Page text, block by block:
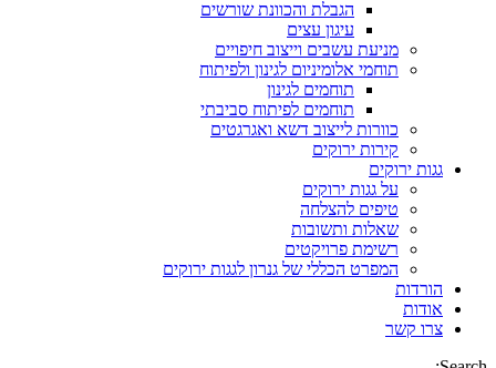
הגבלת והכוונת שורשים
עיגון עצים
מניעת עשבים וייצוב חיפויים
תוחמי אלומיניום לגינון ולפיתוח
תוחמים לגינון
תוחמים לפיתוח סביבתי
כוורות לייצוב דשא ואגרגטים
קירות ירוקים
גגות ירוקים
על גגות ירוקים
טיפים להצלחה
שאלות ותשובות
רשימת פרויקטים
המפרט הכללי של גנרון לגגות ירוקים
הורדות
אודות
צרו קשר